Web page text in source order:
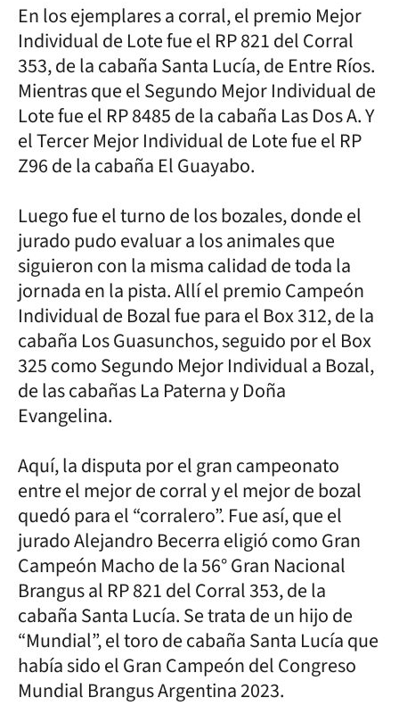
En los ejemplares a corral, el premio Mejor
Individual de Lote fue el RP 821 del Corral
353, de la cabaña Santa Lucía, de Entre Ríos.
Mientras que el Segundo Mejor Individual de
Lote fue el RP 8485 de la cabaña Las Dos A. Y
el Tercer Mejor Individual de Lote fue el RP
Z96 de la cabaña El Guayabo.
Luego fue el turno de los bozales, donde el
jurado pudo evaluar a los animales que
siguieron con la misma calidad de toda la
jornada en la pista. Allí el premio Campeón
Individual de Bozal fue para el Box 312, de la
cabaña Los Guasunchos, seguido por el Box
325 como Segundo Mejor Individual a Bozal,
de las cabañas La Paterna y Doña
Evangelina.
Aquí, la disputa por el gran campeonato
entre el mejor de corral y el mejor de bozal
quedó para el “corralero”. Fue así, que el
jurado Alejandro Becerra eligió como Gran
Campeón Macho de la 56° Gran Nacional
Brangus al RP 821 del Corral 353, de la
cabaña Santa Lucía. Se trata de un hijo de
“Mundial”, el toro de cabaña Santa Lucía que
había sido el Gran Campeón del Congreso
Mundial Brangus Argentina 2023.